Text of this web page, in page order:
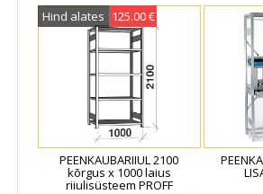
on Eestis enim kasutatav riiulisüsteem
. Laoriiulid sarjast PROFF
täiendavaid riiuliplaate, sahtleid,
ja teisi tõhusaid tarvikuid. Peenkaubariiul
ka hõlpsalt ja kiiresti lisada hoiupinda
ühe või mitme lisaosa abil
. Metallriiulite
ka kohe netipoest tellida! Laoriiulid
ideaalselt korrusladude ehitamiseks
nutika T-postide disaini tõttu. Laoriiulid
Hind alates 125.00 €
PEENKAUBARIIUL 2100
kõrgus x 1000 laius
riiulisüsteem PROFF